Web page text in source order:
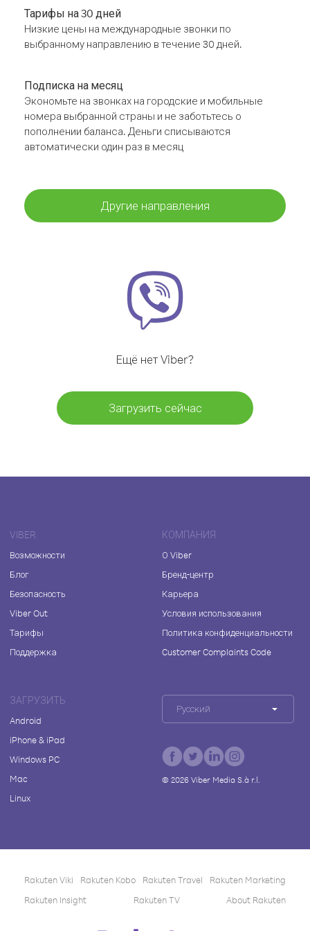
Тарифы на 30 дней
Низкие цены на международные звонки по
выбранному направлению в течение 30 дней.
Подписка на месяц
Экономьте на звонках на городские и мобильные
номера выбранной страны и не заботьтесь о
пополнении баланса. Деньги списываются
автоматически один раз в месяц
Другие направления
Ещё нет Viber?
Загрузить сейчас
VIBER
Возможности
Блог
Безопасность
Viber Out
Тарифы
Поддержка
КОМПАНИЯ
О Viber
Бренд-центр
Карьера
Условия использования
Политика конфиденциальности
Customer Complaints Code
ЗАГРУЗИТЬ
Android
iPhone & iPad
Windows PC
Mac
Linux
Русский
© 2026Viber Media S.à r.l.
Rakuten Viki Rakuten Kobo Rakuten Travel
Rakuten Marketing
Rakuten Insight
Rakuten TV About Rakuten